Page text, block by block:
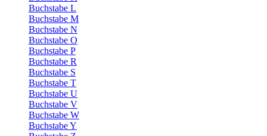
Buchstabe L
Buchstabe M
Buchstabe N
Buchstabe O
Buchstabe P
Buchstabe R
Buchstabe S
Buchstabe T
Buchstabe U
Buchstabe V
Buchstabe W
Buchstabe Y